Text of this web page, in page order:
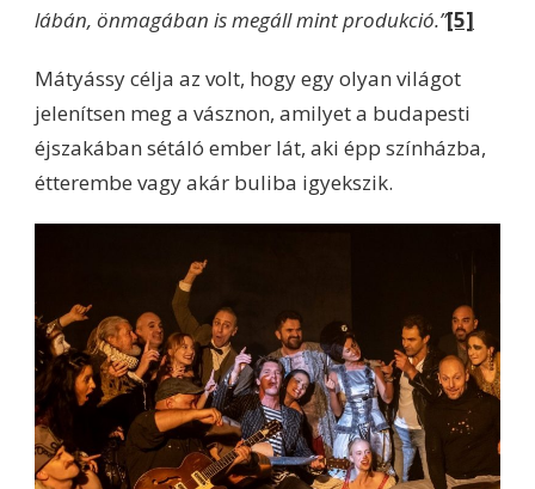
lábán, önmagában is megáll mint produkció.”[5]
Mátyássy célja az volt, hogy egy olyan világot
jelenítsen meg a vásznon, amilyet a budapesti
éjszakában sétáló ember lát, aki épp színházba,
étterembe vagy akár buliba igyekszik.